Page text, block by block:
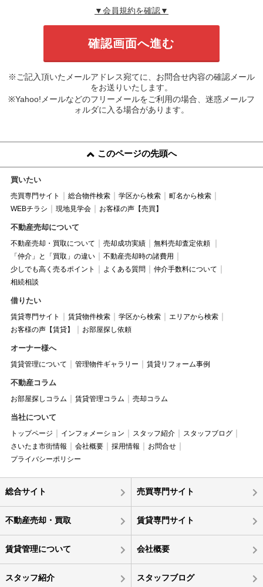
▼会員規約を確認▼
※ご記入頂いたメールアドレス宛てに、お問合せ内容の確認メール
をお送りいたします。
※Yahoo!メールなどのフリーメールをご利用の場合、迷惑メールフ
ォルダに入る場合があります。
このページの先頭へ
買いたい
売買専門サイト 総合物件検索 学区から検索
町名から検索
WEBチラシ
現地見学会 お客様の声【売買】
不動産売却について
不動産売却・買取について 売却成功実績
無料売却査定依頼
「仲介」と「買取」の違い
不動産売却時の諸費用
少しでも高く売るポイント
よくある質問
仲介手数料について
相続相談
借りたい
賃貸専門サイト 賃貸物件検索 学区から検索
エリアから検索
お客様の声【賃貸】
お部屋探し依頼
オーナー様へ
賃貸管理について 管理物件ギャラリー 賃貸リフォーム事例
不動産コラム
お部屋探しコラム 賃貸管理コラム 売却コラム
当社について
トップページ インフォメーション スタッフ紹介
スタッフブログ
さいたま市街情報
会社概要 採用情報
お問合せ
プライバシーポリシー
総合サイト 売買専門サイト
不動産売却・買取 賃貸専門サイト
賃貸管理について 会社概要
スタッフ紹介 スタッフブログ